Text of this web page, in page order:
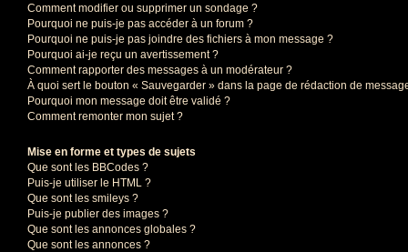
Comment modifier ou supprimer un sondage ?
Pourquoi ne puis-je pas accéder à un forum ?
Pourquoi ne puis-je pas joindre des fichiers à mon message ?
Pourquoi ai-je reçu un avertissement ?
Comment rapporter des messages à un modérateur ?
À quoi sert le bouton « Sauvegarder » dans la page de rédaction de
Pourquoi mon message doit être validé ?
Comment remonter mon sujet ?
Mise en forme et types de sujets
Que sont les BBCodes ?
Puis-je utiliser le HTML ?
Que sont les smileys ?
Puis-je publier des images ?
Que sont les annonces globales ?
Que sont les annonces ?